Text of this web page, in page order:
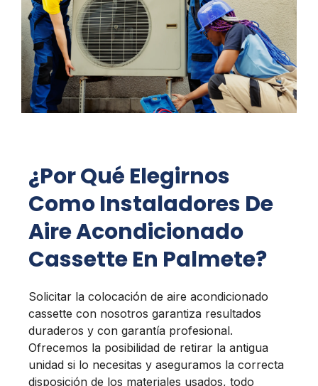
¿Por Qué Elegirnos
Como Instaladores De
Aire Acondicionado
Cassette En Palmete?
Solicitar la colocación de aire acondicionado
cassette con nosotros garantiza resultados
duraderos y con garantía profesional.
Ofrecemos la posibilidad de retirar la antigua
unidad si lo necesitas y aseguramos la correcta
disposición de los materiales usados, todo